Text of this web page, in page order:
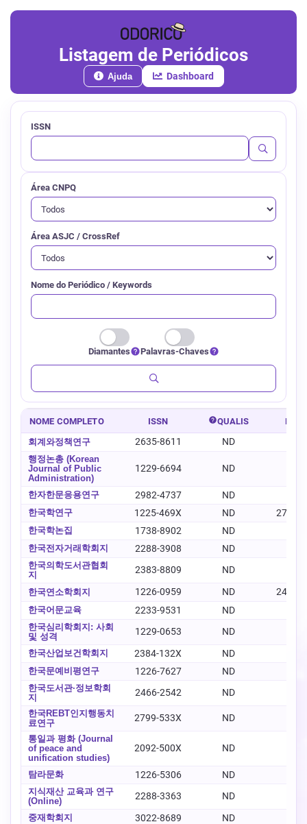
Listagem de Periódicos
Ajuda Dashboard
ISSN
Área CNPQ
Área ASJC / CrossRef
Nome do Periódico / Keywords
Diamantes Palavras-Chaves
NOME COMPLETO ISSN QUALIS E-
회계와정책연구 2635-8611 ND
행정논총 (Korean
Journal of Public
Administration)
1229-6694 ND
한자한문응용연구 2982-4737 ND
한국학연구 1225-469X ND 2734-
한국학논집 1738-8902 ND
한국전자거래학회지 2288-3908 ND
한국의학도서관협회
지
2383-8809 ND
한국연소학회지 1226-0959 ND 2466-
한국어문교육 2233-9531 ND
한국심리학회지: 사회
및 성격
1229-0653 ND
한국산업보건학회지 2384-132X ND
한국문예비평연구 1226-7627 ND
한국도서관·정보학회
지
2466-2542 ND
한국REBT인지행동치
료연구
2799-533X ND
통일과 평화 (Journal
of peace and
unification studies)
2092-500X ND
탐라문화 1226-5306 ND
지식재산 교육과 연구
(Online)
2288-3363 ND
중재학회지 3022-8689 ND